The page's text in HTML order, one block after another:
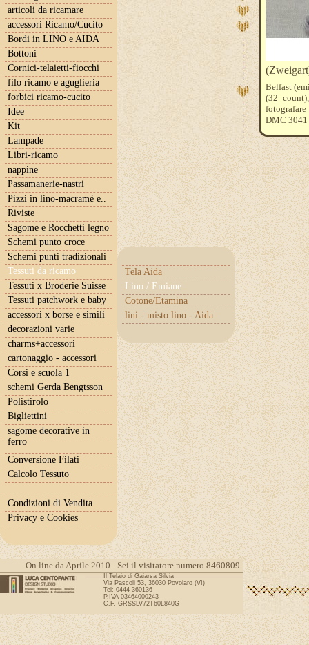
articoli da ricamare
accessori Ricamo/Cucito
Bordi in LINO e AIDA
Bottoni
Cornici-telaietti-fiocchi
filo ricamo e aguglieria
forbici ricamo-cucito
Idee
Kit
Lampade
Libri-ricamo
nappine
Passamanerie-nastri
Pizzi in lino-macramè e..
Riviste
Sagome e Rocchetti legno
Schemi punto croce
Schemi punti tradizionali
Tessuti da ricamo
Tela Aida
Lino / Emiane
Cotone/Etamina
lini - misto lino - Aida
con lurex
Tessuti x Broderie Suisse
Tessuti patchwork e baby
accessori x borse e simili
decorazioni varie
charms+accessori
cartonaggio - accessori
Corsi e scuola 1
schemi Gerda Bengtsson
Polistirolo
Bigliettini
sagome decorative in
ferro
Conversione Filati
Calcolo Tessuto
Condizioni di Vendita
Privacy e Cookies
Belfast
(32
DMC 3041
On line da Aprile 2010 - Sei il visitatore numero 8460809
Il Telaio di Gaiarsa Silvia
Via Pascoli 53, 36030 Povolaro (VI)
Tel: 0444 360136
P.IVA 03464000243
C.F. GRSSLV72T60L840G